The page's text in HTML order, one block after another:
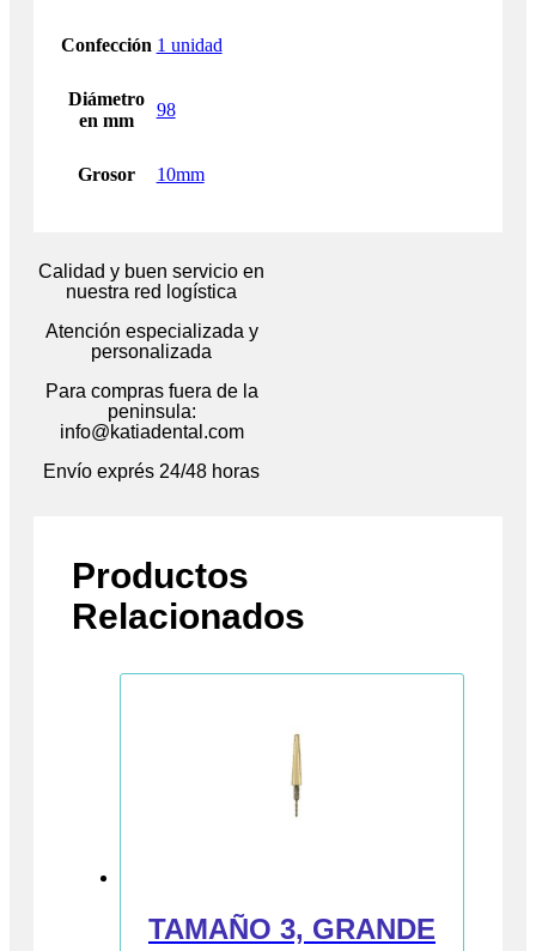
Confección 1 unidad
Diámetro
en mm
98
Grosor 10mm
Calidad y buen servicio en
nuestra red logística
Atención especializada y
personalizada
Para compras fuera de la
peninsula:
info@katiadental.com
Envío exprés 24/48 horas
Productos
Relacionados
TAMAÑO 3, GRANDE